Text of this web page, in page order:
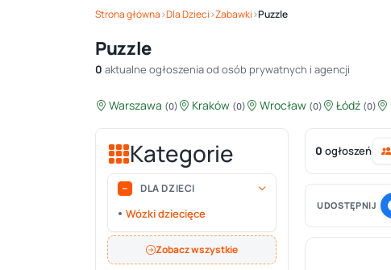
Strona główna›Dla Dzieci›Zabawki›Puzzle
Puzzle
0 aktualne ogłoszenia od osób prywatnych i agencji
Warszawa (0) Kraków (0) Wrocław (0) Łódź (0)
Kategorie
DLA DZIECI
Wózki dziecięce
Zobacz wszystkie
0 ogłoszeń
UDOSTĘPNIJ